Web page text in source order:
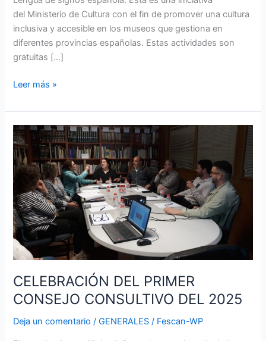
del Ministerio de Cultura con el fin de promover una cultura
inclusiva y accesible en los museos que gestiona en
diferentes provincias españolas. Estas actividades son
gratuitas […]
Leer más »
CELEBRACIÓN DEL PRIMER
CONSEJO CONSULTIVO DEL 2025
Deja un comentario /GENERALES / Fescan-WP
CELEBRACIÓN
DEL
PRIMER
CONSEJO
CONSULTIVO
DEL
2025